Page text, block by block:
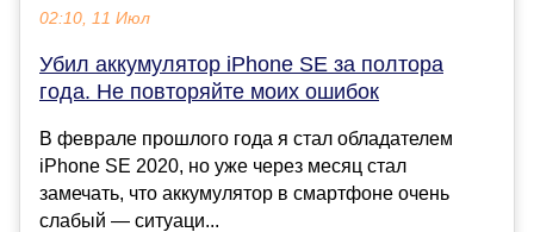
02:10, 11 Июл
Убил аккумулятор iPhone SE за полтора
года. Не повторяйте моих ошибок
В феврале прошлого года я стал обладателем
iPhone SE 2020, но уже через месяц стал
замечать, что аккумулятор в смартфоне очень
слабый — ситуаци...